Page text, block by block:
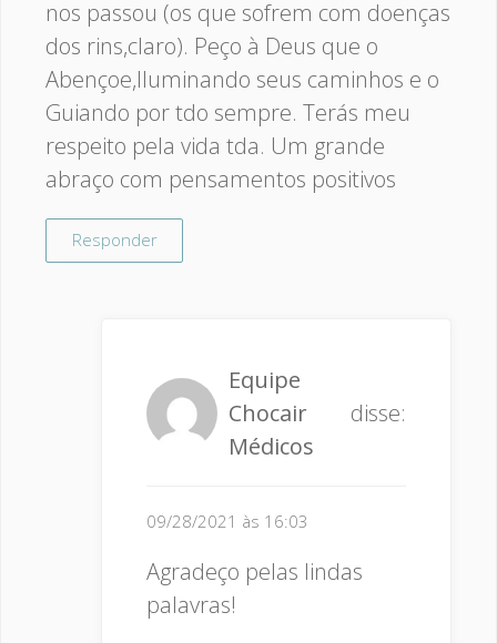
nos passou (os que sofrem com doenças
dos rins,claro). Peço à Deus que o
Abençoe,Iluminando seus caminhos e o
Guiando por tdo sempre. Terás meu
respeito pela vida tda. Um grande
abraço com pensamentos positivos
Responder
Equipe
Chocair
Médicos
disse:
09/28/2021 às 16:03
Agradeço pelas lindas
palavras!